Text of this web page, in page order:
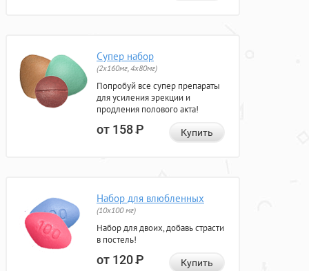
Супер набор
(2х160мг, 4х80мг)
Попробуй все супер препараты
для усиления эрекции и
продления полового акта!
от 158Р Купить
Набор для влюбленных
(10х100 мг)
Набор для двоих, добавь страсти
в постель!
от 120Р Купить